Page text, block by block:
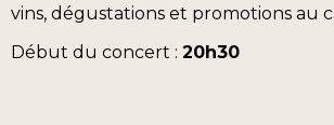
vins, dégustations et promotions au
Début du concert : 20h30